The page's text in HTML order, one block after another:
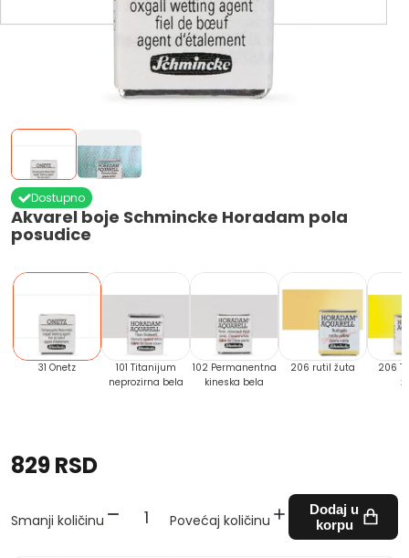
Akvarel boje Schmincke Horadam pola
posudice
Dostupno
31 Onetz
101 Titanijum
neprozirna bela
102 Permanentna
kineska bela
206 rutil žuta
206
829 RSD
Smanji količinu Povećaj količinu
Dodaj u
korpu